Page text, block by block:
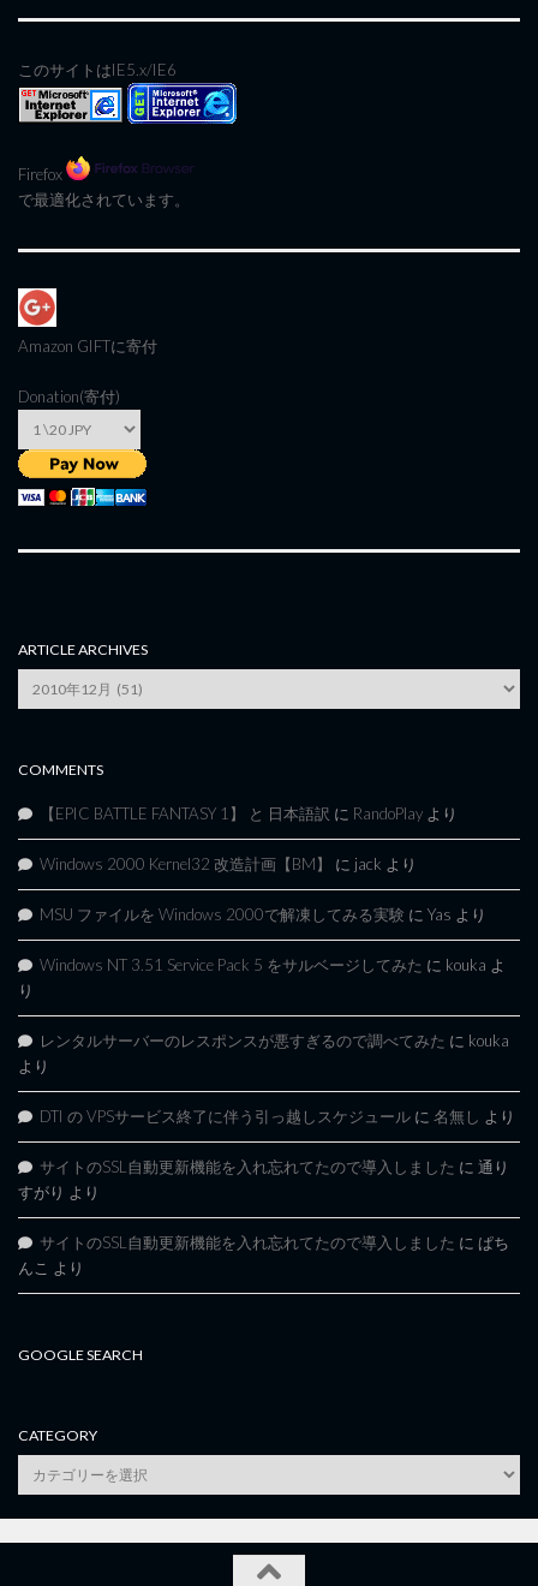
このサイトはIE5.x/IE6
Firefox
で最適化されています。
Amazon GIFTに寄付
Donation(寄付)
ARTICLE ARCHIVES
Article
Archives
COMMENTS
【EPIC BATTLE FANTASY 1】 と 日本語訳 に RandoPlay より
Windows 2000 Kernel32 改造計画【BM】 に jack より
MSU ファイルを Windows 2000で解凍してみる実験 に Yas より
Windows NT 3.51 Service Pack 5 をサルベージしてみた に kouka よ
り
レンタルサーバーのレスポンスが悪すぎるので調べてみた に kouka
より
DTI の VPSサービス終了に伴う引っ越しスケジュール に 名無し より
サイトのSSL自動更新機能を入れ忘れてたので導入しました に 通り
すがり より
サイトのSSL自動更新機能を入れ忘れてたので導入しました に ぱち
んこ より
GOOGLE SEARCH
CATEGORY
category